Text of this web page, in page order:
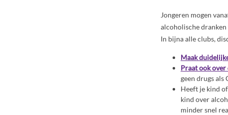
Jongeren mogen
alcoholische
In bijna alle clubs,
Maak
Praat ook over
geen drugs als
Heeft je kind
kind over
minder snel